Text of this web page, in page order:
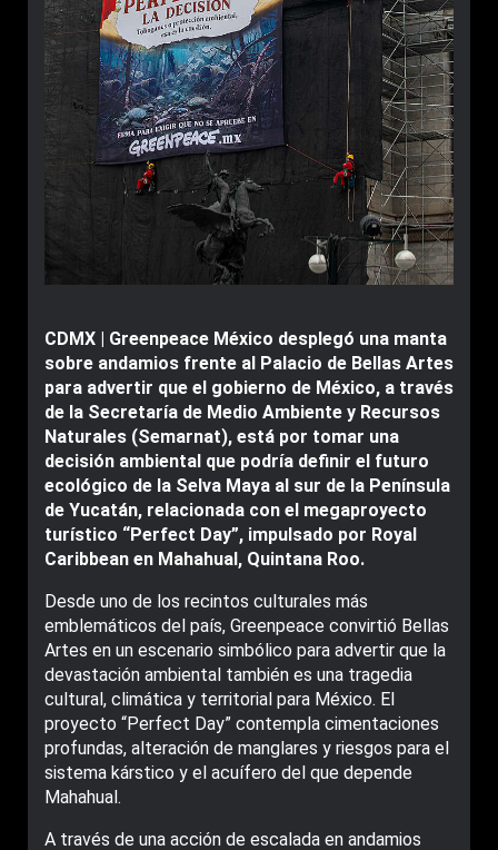
CDMX | Greenpeace México desplegó una manta
sobre andamios frente al Palacio de Bellas Artes
para advertir que el gobierno de México, a través
de la Secretaría de Medio Ambiente y Recursos
Naturales (Semarnat), está por tomar una
decisión ambiental que podría definir el futuro
ecológico de la Selva Maya al sur de la Península
de Yucatán, relacionada con el megaproyecto
turístico “Perfect Day”, impulsado por Royal
Caribbean en Mahahual, Quintana Roo.
Desde uno de los recintos culturales más
emblemáticos del país, Greenpeace convirtió Bellas
Artes en un escenario simbólico para advertir que la
devastación ambiental también es una tragedia
cultural, climática y territorial para México. El
proyecto “Perfect Day” contempla cimentaciones
profundas, alteración de manglares y riesgos para el
sistema kárstico y el acuífero del que depende
Mahahual.
A través de una acción de escalada en andamios